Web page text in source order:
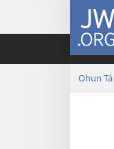
JW.ORG
Ohun